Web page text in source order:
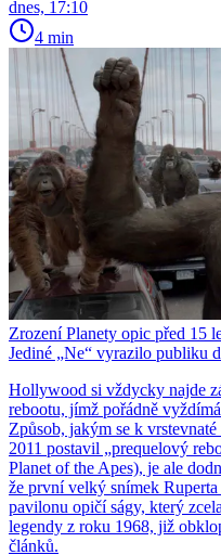
dnes, 17:10
4 min
Zrození Planety opic před 15
Jediné „Ne“ vyrazilo publiku
Hollywood si vždycky najde
rebootu, jímž pořádně
Způsob, jakým se k
2011 postavil „prequelový
Planet of the Apes), je ale
že první velký snímek
pavilonu opičí ságy, který
legendy z roku 1968, již
článků.